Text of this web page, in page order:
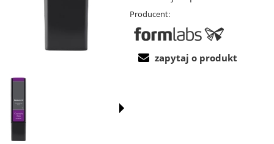
Producent:
zapytaj o produkt